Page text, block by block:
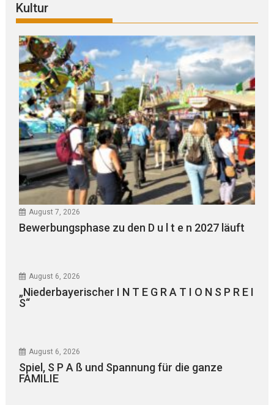
Kultur
August 7, 2026
Bewerbungsphase zu den D u l t e n 2027 läuft
August 6, 2026
„Niederbayerischer I N T E G R A T I O N S P R E I
S“
August 6, 2026
Spiel, S P A ß und Spannung für die ganze
FAMILIE